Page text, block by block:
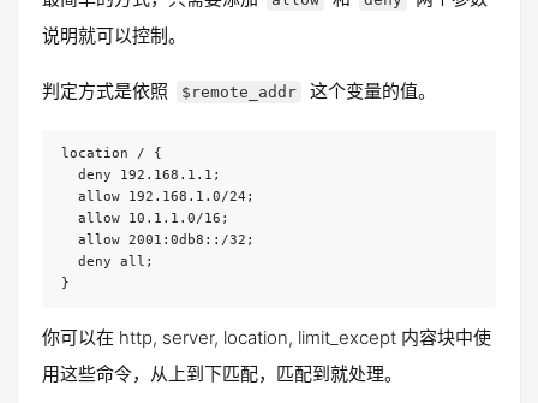
说明就可以控制。
判定方式是依照 $remote_addr 这个变量的值。
location / {
}
你可以在 http, server, location, limit_except 内容块中使
用这些命令，从上到下匹配，匹配到就处理。